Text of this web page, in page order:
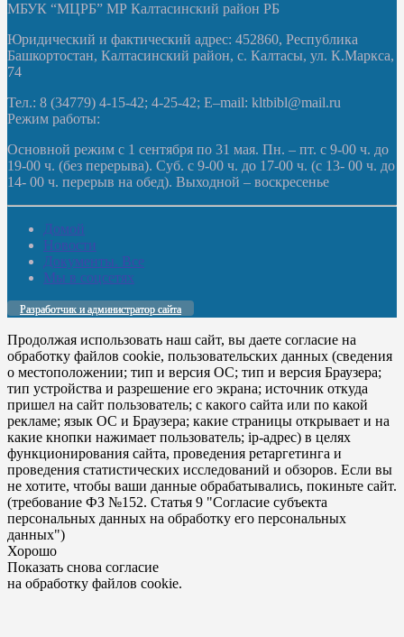
МБУК “МЦРБ” МР Калтасинский район РБ
Юридический и фактический адрес: 452860, Республика
Башкортостан, Калтасинский район, с. Калтасы, ул. К.Маркса,
74
Тел.: 8 (34779) 4-15-42; 4-25-42; E–mail: kltbibl@mail.ru
Режим работы:
Основной режим с 1 сентября по 31 мая. Пн. – пт. с 9-00 ч. до
19-00 ч. (без перерыва). Суб. с 9-00 ч. до 17-00 ч. (с 13- 00 ч. до
14- 00 ч. перерыв на обед). Выходной – воскресенье
Домой
Новости
Документы. Все
Мы в соцсетях
Разработчик и администратор сайта
Продолжая использовать наш сайт, вы даете согласие на
обработку файлов cookie, пользовательских данных (сведения
о местоположении; тип и версия ОС; тип и версия Браузера;
тип устройства и разрешение его экрана; источник откуда
пришел на сайт пользователь; с какого сайта или по какой
рекламе; язык ОС и Браузера; какие страницы открывает и на
какие кнопки нажимает пользователь; ip-адрес) в целях
функционирования сайта, проведения ретаргетинга и
проведения статистических исследований и обзоров. Если вы
не хотите, чтобы ваши данные обрабатывались, покиньте сайт.
(требование ФЗ №152. Статья 9 "Согласие субъекта
персональных данных на обработку его персональных
данных")
Хорошо
Показать снова согласие
на обработку файлов cookie.